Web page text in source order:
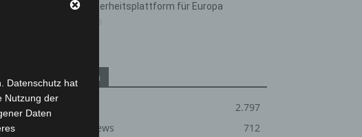
Cloud-Sicherheitsplattform für Europa
Kategorien
2.797
Corona-News
712
Datenschutz hat
Nutzung der
Daten